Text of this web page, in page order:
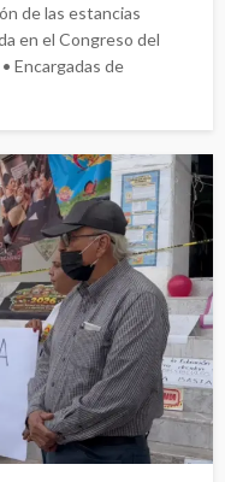
de las estancias
en el Congreso del
Encargadas de